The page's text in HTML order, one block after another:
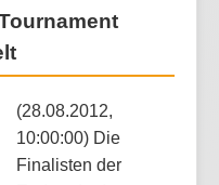
(28.08.2012,
10:00:00) Die
Finalisten der